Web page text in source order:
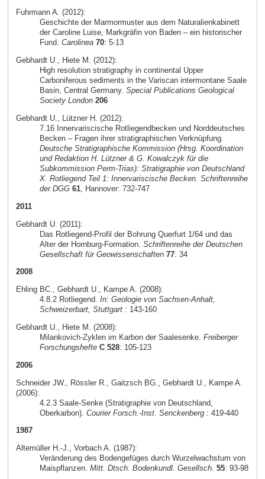
Fuhrmann A. (2012):
Geschichte der Marmormuster aus dem Naturalienkabinett
der Caroline Luise, Markgräfin von Baden – ein historischer
Fund. Carolinea 70: 5-13
Gebhardt U., Hiete M. (2012):
High resolution stratigraphy in continental Upper
Carboniferous sediments in the Variscan intermontane Saale
Basin, Central Germany. Special Publications Geological
Society London 206
Gebhardt U., Lützner H. (2012):
7.16 Innervariscische Rotliegendbecken und Norddeutsches
Becken – Fragen ihrer stratigraphischen Verknüpfung.
Deutsche Stratigraphische Kommission (Hrsg. Koordination
und Redaktion H. Lützner & G. Kowalczyk für die
Subkommission Perm-Trias): Stratigraphie von Deutschland
X. Rotliegend Teil 1: Innervariscische Becken. Schriftenreihe
der DGG 61, Hannover: 732-747
2011
Gebhardt U. (2011):
Das Rotliegend-Profil der Bohrung Querfurt 1/64 und das
Alter der Hornburg-Formation. Schriftenreihe der Deutschen
Gesellschaft für Geowissenschaften 77: 34
2008
Ehling BC., Gebhardt U., Kampe A. (2008):
4.8.2 Rotliegend. In: Geologie von Sachsen-Anhalt,
Schweizerbart, Stuttgart: 143-160
Gebhardt U., Hiete M. (2008):
Milankovich-Zyklen im Karbon der Saalesenke. Freiberger
Forschungshefte C 528: 105-123
2006
Schneider JW., Rössler R., Gaitzsch BG., Gebhardt U., Kampe A.
(2006):
4.2.3 Saale-Senke (Stratigraphie von Deutschland,
Oberkarbon). Courier Forsch.-Inst. Senckenberg: 419-440
1987
Altemüller H.-J., Vorbach A. (1987):
Veränderung des Bodengefüges durch Wurzelwachstum von
Maispflanzen. Mitt. Dtsch. Bodenkundl. Gesellsch. 55: 93-98